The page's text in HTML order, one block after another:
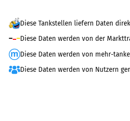
Diese Tankstellen liefern Daten
Diese Daten werden von der
Diese Daten werden von mehr-
Diese Daten werden von Nutzern